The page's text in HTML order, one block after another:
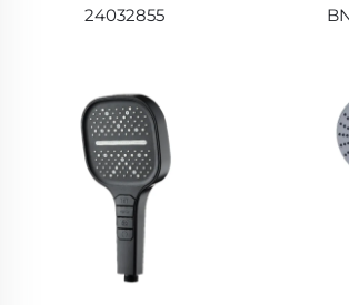
24032855